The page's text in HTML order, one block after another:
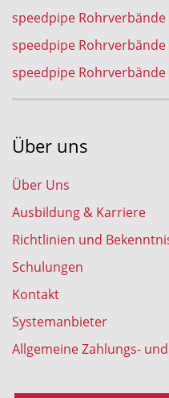
speedpipe
speedpipe
speedpipe
Über uns
Über Uns
Ausbildung & Karriere
Richtlinien und
Schulungen
Kontakt
Systemanbieter
Allgemeine Zahlungs-